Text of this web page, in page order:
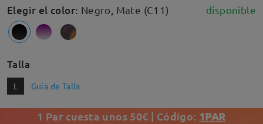
Elegir el color: Negro, Mate (C11) disponible
Talla
L Guía de Talla
1 Par cuesta unos 50€ | Código: 1PAR